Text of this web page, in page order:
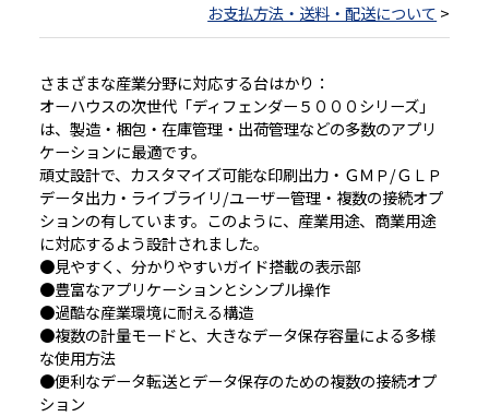
お支払方法・送料・配送について >
さまざまな産業分野に対応する台はかり：
オーハウスの次世代「ディフェンダー５０００シリーズ」
は、製造・梱包・在庫管理・出荷管理などの多数のアプリ
ケーションに最適です。
頑丈設計で、カスタマイズ可能な印刷出力・ＧＭＰ/ＧＬＰ
データ出力・ライブライリ/ユーザー管理・複数の接続オプ
ションの有しています。このように、産業用途、商業用途
に対応するよう設計されました。
●見やすく、分かりやすいガイド搭載の表示部
●豊富なアプリケーションとシンプル操作
●過酷な産業環境に耐える構造
●複数の計量モードと、大きなデータ保存容量による多様
な使用方法
●便利なデータ転送とデータ保存のための複数の接続オプ
ション